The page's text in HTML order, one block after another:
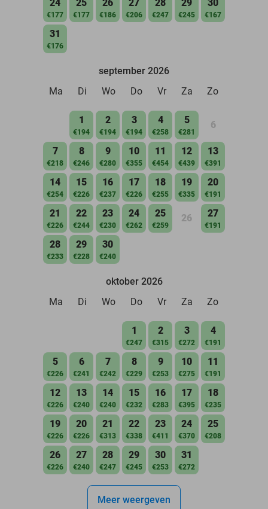
24
€177
25
€177
26
€186
27
€206
28
€247
29
€245
30
€167
31
€176
september 2026
Ma
Di Wo Do Vr Za Zo
1
€194
2
€194
3
€194
4
€258
5
€281
6
7
€218
8
€246
9
€280
10
€355
11
€454
12
€439
13
€391
14
€254
15
€226
16
€237
17
€226
18
€255
19
€335
20
€191
21
€226
22
€244
23
€230
24
€262
25
€259
26 27
€191
28
€233
29
€228
30
€240
oktober 2026
Ma
Di Wo Do Vr Za Zo
1
€247
2
€315
3
€272
4
€191
5
€226
6
€241
7
€242
8
€229
9
€253
10
€275
11
€191
12
€226
13
€240
14
€240
15
€232
16
€283
17
€395
18
€235
19
€226
20
€226
21
€313
22
€338
23
€411
24
€370
25
€208
26
€226
27
€240
28
€247
29
€245
30
€253
31
€272
Meer weergeven